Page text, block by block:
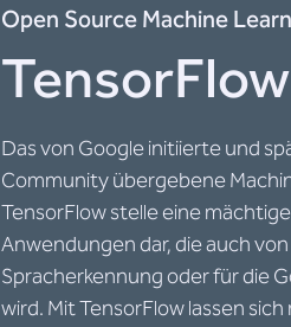
Open Source Machine
TensorFlow
Das von Google initiierte und
Community übergebene
TensorFlow stelle eine
Anwendungen dar, die auch
Spracherkennung oder für die
wird. Mit TensorFlow lassen